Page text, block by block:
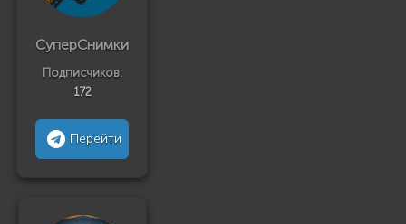
СуперСнимки
Подписчиков:
172
Перейти